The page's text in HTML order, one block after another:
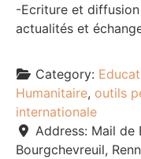
-Ecriture et diffusion
actualités et
Category:
Humanitaire, outils
internationale
Address: Mail de
Bourgchevreuil,